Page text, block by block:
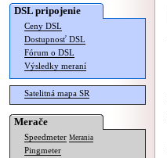
DSL pripojenie
Ceny DSL
Dostupnosť DSL
Fórum o DSL
Výsledky meraní
Satelitná mapa SR
Merače
Speedmeter Merania
Pingmeter